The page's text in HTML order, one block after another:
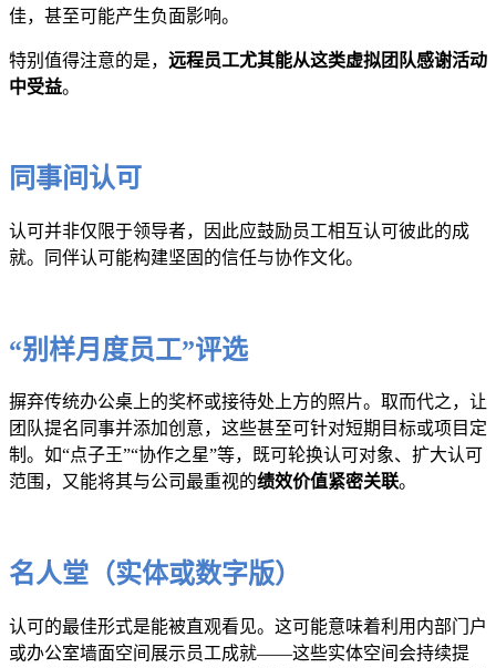
佳，甚至可能产生负面影响。
特别值得注意的是， 远程员工尤其能从这类虚拟团队感谢活动
中受益。
同事间认可
认可并非仅限于领导者，因此应鼓励员工相互认可彼此的成
就。同伴认可能构建坚固的信任与协作文化。
“别样月度员工”评选
摒弃传统办公桌上的奖杯或接待处上方的照片。取而代之，让
团队提名同事并添加创意，这些甚至可针对短期目标或项目定
制。如“点子王”“协作之星”等，既可轮换认可对象、扩大认可
范围，又能将其与公司最重视的绩效价值紧密关联。
名人堂（实体或数字版）
认可的最佳形式是能被直观看见。这可能意味着利用内部门户
或办公室墙面空间展示员工成就——这些实体空间会持续提